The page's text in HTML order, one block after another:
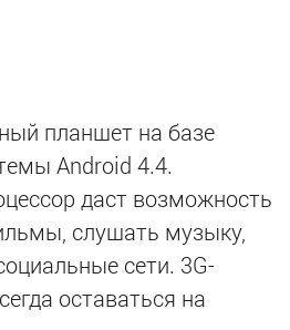
планшет на базе
Android 4.4.
даст возможность
слушать музыку,
сети. 3G-
оставаться на